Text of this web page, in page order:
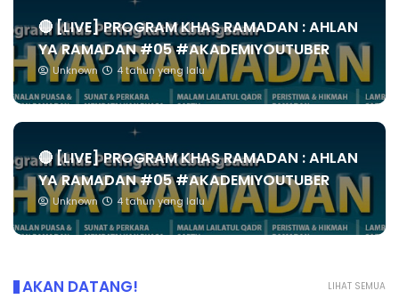
🔴 [LIVE] PROGRAM KHAS RAMADAN : AHLAN
YA RAMADAN #05 #AKADEMIYOUTUBER
Unknown 4 tahun yang lalu
🔴 [LIVE] PROGRAM KHAS RAMADAN : AHLAN
YA RAMADAN #05 #AKADEMIYOUTUBER
Unknown 4 tahun yang lalu
LIHAT SEMUA
AKAN DATANG!